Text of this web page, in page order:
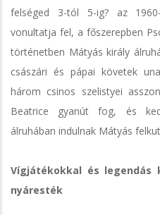
felséged 3-tól 5-ig? az
vonultatja fel, a főszerepben
történetben Mátyás király
császári és pápai követek
három csinos szelistyei
Beatrice gyanút fog, és
álruhában indulnak Mátyás
Vígjátékokkal és legendás
nyáresték